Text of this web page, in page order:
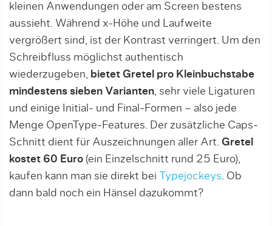
kleinen Anwendungen oder am Screen bestens
aussieht. Während x-Höhe und Laufweite
vergrößert sind, ist der Kontrast verringert. Um den
Schreibfluss möglichst authentisch
wiederzugeben, bietet Gretel pro Kleinbuchstabe
mindestens sieben Varianten, sehr viele Ligaturen
und einige Initial- und Final-Formen – also jede
Menge OpenType-Features. Der zusätzliche Caps-
Schnitt dient für Auszeichnungen aller Art. Gretel
kostet 60 Euro (ein Einzelschnitt rund 25 Euro),
kaufen kann man sie direkt bei
Typejockeys. Ob
dann bald noch ein Hänsel dazukommt?